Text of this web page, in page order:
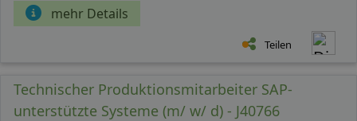
mehr Details
Teilen
Technischer Produktionsmitarbeiter SAP-
unterstützte Systeme (m/ w/ d) - J40766